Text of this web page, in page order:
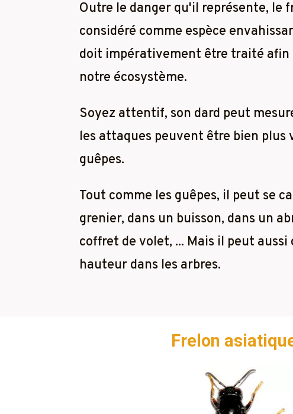
Outre le danger qu'il représente, le
considéré comme espèce
doit impérativement être traité
notre écosystème.
Soyez attentif, son dard peut
les attaques peuvent être bien plus
guêpes.
Tout comme les guêpes, il peut se
grenier, dans un buisson, dans un
coffret de volet, ... Mais il peut
hauteur dans les arbres.
Frelon